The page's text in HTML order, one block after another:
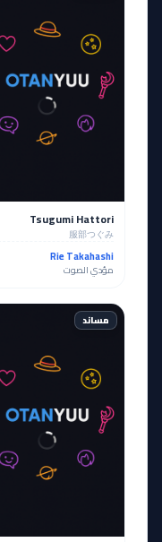
Tsugumi Hattori
服部つぐみ
Rie Takahashi
مؤدي الصوت
مساند